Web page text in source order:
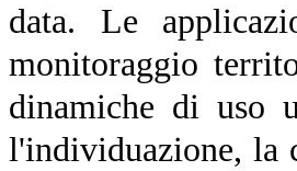
data. Le
monitoraggio
dinamiche di uso
l'individuazione, la